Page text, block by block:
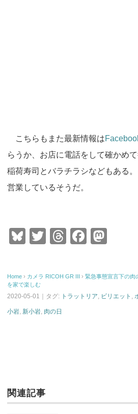
こちらもまた最新情報は
らうか、お店に電話をして確かめ
稲荷寿司とバラチラシなどもある
営業しているそうだ。
Bl
sk
y
T
T
d
F
e
b
o
d
Home › カメラ RICOH GR III › 緊急事態宣言下の肉
を家で楽しむ
2020-05-01｜タグ: トラットリア, ビリエット ,
小岩, 新小岩, 肉の日
関連記事